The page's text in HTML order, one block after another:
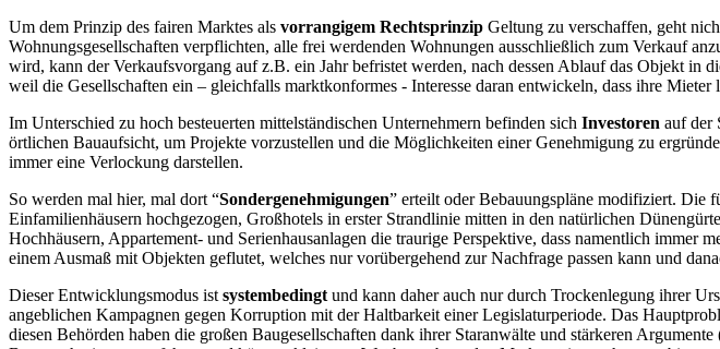
Um dem Prinzip des fairen Marktes als vorrangigem Rechtsprinzip Geltung zu verschaffen, geht
Wohnungsgesellschaften verpflichten, alle frei werdenden Wohnungen ausschließlich zum Verkauf
wird, kann der Verkaufsvorgang auf z.B. ein Jahr befristet werden, nach dessen Ablauf das Objekt in
weil die Gesellschaften ein – gleichfalls marktkonformes - Interesse daran entwickeln, dass ihre
Im Unterschied zu hoch besteuerten mittelständischen Unternehmern befinden sich Investoren auf der
örtlichen Bauaufsicht, um Projekte vorzustellen und die Möglichkeiten einer Genehmigung zu
immer eine Verlockung darstellen.
So werden mal hier, mal dort “Sondergenehmigungen” erteilt oder Bebauungspläne modifiziert. Die
Einfamilienhäusern hochgezogen, Großhotels in erster Strandlinie mitten in den natürlichen
Hochhäusern, Appartement- und Serienhausanlagen die traurige Perspektive, dass namentlich
einem Ausmaß mit Objekten geflutet, welches nur vorübergehend zur Nachfrage passen kann und
Dieser Entwicklungsmodus ist systembedingt und kann daher auch nur durch Trockenlegung ihrer
angeblichen Kampagnen gegen Korruption mit der Haltbarkeit einer Legislaturperiode. Das
diesen Behörden haben die großen Baugesellschaften dank ihrer Staranwälte und stärkeren